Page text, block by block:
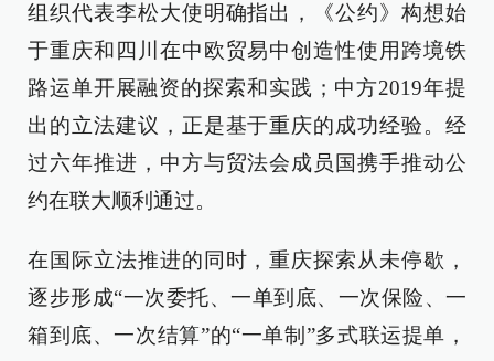
组织代表李松大使明确指出，《公约》构想始
于重庆和四川在中欧贸易中创造性使用跨境铁
路运单开展融资的探索和实践；中方2019年提
出的立法建议，正是基于重庆的成功经验。经
过六年推进，中方与贸法会成员国携手推动公
约在联大顺利通过。
在国际立法推进的同时，重庆探索从未停歇，
逐步形成“一次委托、一单到底、一次保险、一
箱到底、一次结算”的“一单制”多式联运提单，